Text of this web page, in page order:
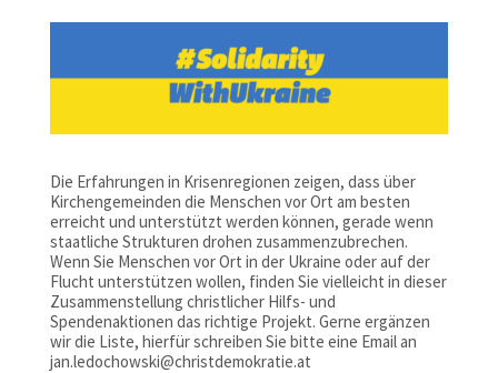
Die Erfahrungen in Krisenregionen zeigen, dass über
Kirchengemeinden die Menschen vor Ort am besten
erreicht und unterstützt werden können, gerade wenn
staatliche Strukturen drohen zusammenzubrechen.
Wenn Sie Menschen vor Ort in der Ukraine oder auf der
Flucht unterstützen wollen, finden Sie vielleicht in dieser
Zusammenstellung christlicher Hilfs- und
Spendenaktionen das richtige Projekt. Gerne ergänzen
wir die Liste, hierfür schreiben Sie bitte eine Email an
jan.ledochowski@christdemokratie.at